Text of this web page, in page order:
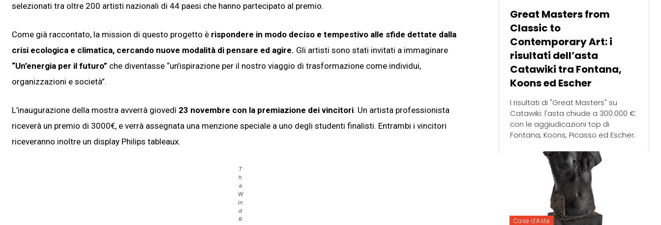
selezionati tra oltre 200 artisti nazionali di 44 paesi che hanno partecipato al premio.
Come già raccontato, la mission di questo progetto è rispondere in modo deciso e tempestivo alle sfide dettate dalla
crisi ecologica e climatica, cercando nuove modalità di pensare ed agire. Gli artisti sono stati invitati a immaginare
“Un’energia per il futuro” che diventasse “un’ispirazione per il nostro viaggio di trasformazione come individui,
organizzazioni e società”.
L’inaugurazione della mostra avverrà giovedì 23 novembre con la premiazione dei vincitori. Un artista professionista
riceverà un premio di 3000€, e verrà assegnata una menzione speciale a uno degli studenti finalisti. Entrambi i vincitori
riceveranno inoltre un display Philips tableaux.
T
h
e
W
in
d
R
Great Masters from
Classic to
Contemporary Art: i
risultati dell’asta
Catawiki tra Fontana,
Koons ed Escher
I risultati di "Great Masters" su
Catawiki: l'asta chiude a 300.000 €
con le aggiudicazioni top di
Fontana, Koons, Picasso ed Escher.
Case d'Aste